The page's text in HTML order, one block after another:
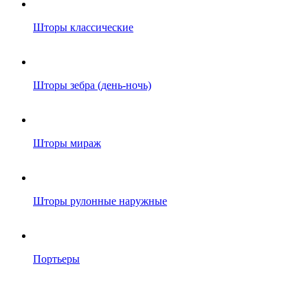
Шторы классические
Шторы зебра (день-ночь)
Шторы мираж
Шторы рулонные наружные
Портьеры